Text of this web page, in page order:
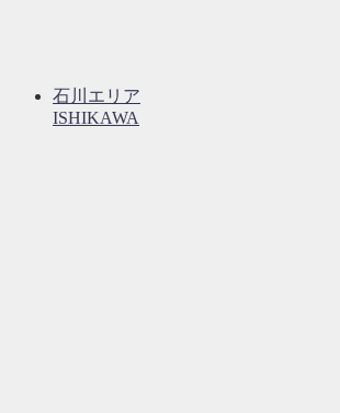
石川エリア
ISHIKAWA